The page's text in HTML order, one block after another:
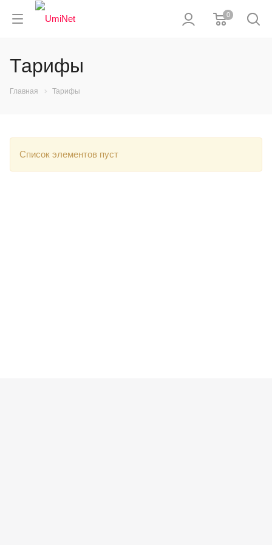
0
Тарифы
Главная Тарифы
Список элементов пуст